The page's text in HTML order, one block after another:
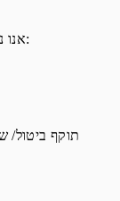
אנו נחזור אליכם בשעות הפעילות שלנו:
*תוקף ביטול/